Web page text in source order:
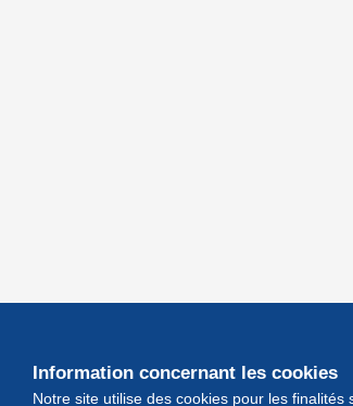
Information concernant les cookies
Notre site utilise des cookies pour les